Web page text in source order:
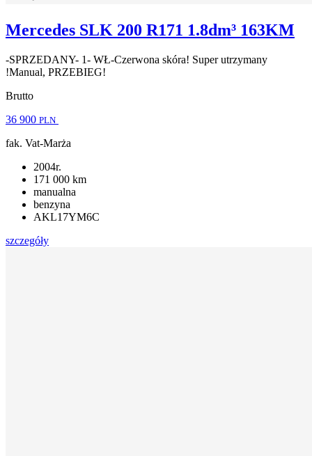
Mercedes SLK 200 R171 1.8dm³ 163KM
-SPRZEDANY- 1- WŁ-Czerwona skóra! Super utrzymany
!Manual, PRZEBIEG!
Brutto
36 900 PLN
fak. Vat-Marża
2004r.
171 000 km
manualna
benzyna
AKL17YM6C
szczegóły